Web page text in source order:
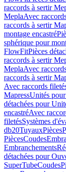
raccords à sertir
MeplaAvec
raccords à sertir
montage encastré
sphérique pour
FlowFitPièces
raccords à sertir
MeplaAvec
raccords à sertir
Avec raccords
MapressUnités
détachées pour
encastréAvec
filetésSystèmes
db20TuyauxPièces
PiècesCoudes
Embranchements
détachées pour
SuperTubeCoudes